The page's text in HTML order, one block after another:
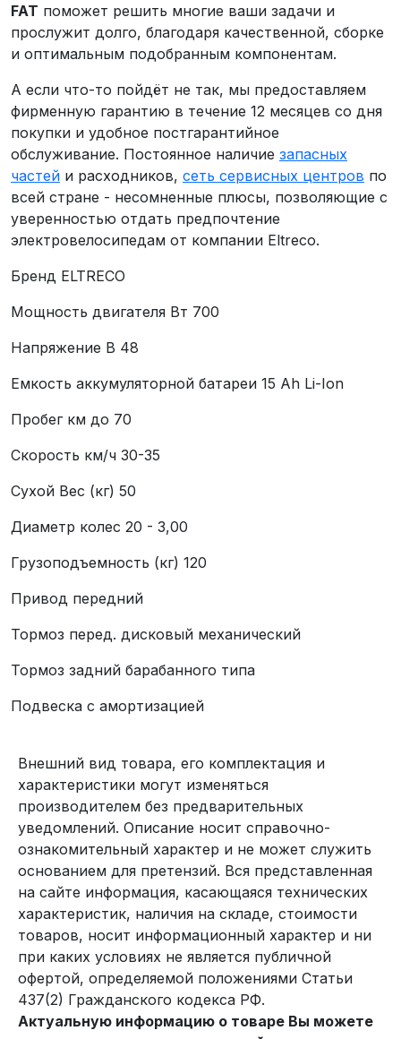
FAT поможет решить многие ваши задачи и
прослужит долго, благодаря качественной, сборке
и оптимальным подобранным компонентам.
А если что-то пойдёт не так, мы предоставляем
фирменную гарантию в течение 12 месяцев со дня
покупки и удобное постгарантийное
обслуживание. Постоянное наличие запасных
частей и расходников, сеть сервисных центров по
всей стране - несомненные плюсы, позволяющие с
уверенностью отдать предпочтение
электровелосипедам от компании Eltreco.
Бренд ELTRECO
Мощность двигателя Вт 700
Напряжение В 48
Емкость аккумуляторной батареи 15 Ah Li-Ion
Пробег км до 70
Скорость км/ч 30-35
Сухой Вес (кг) 50
Диаметр колес 20 - 3,00
Грузоподъемность (кг) 120
Привод передний
Тормоз перед. дисковый механический
Тормоз задний барабанного типа
Подвеска с амортизацией
Внешний вид товара, его комплектация и
характеристики могут изменяться
производителем без предварительных
уведомлений. Описание носит справочно-
ознакомительный характер и не может служить
основанием для претензий. Вся представленная
на сайте информация, касающаяся технических
характеристик, наличия на складе, стоимости
товаров, носит информационный характер и ни
при каких условиях не является публичной
офертой, определяемой положениями Статьи
437(2) Гражданского кодекса РФ.
Актуальную информацию о товаре Вы можете